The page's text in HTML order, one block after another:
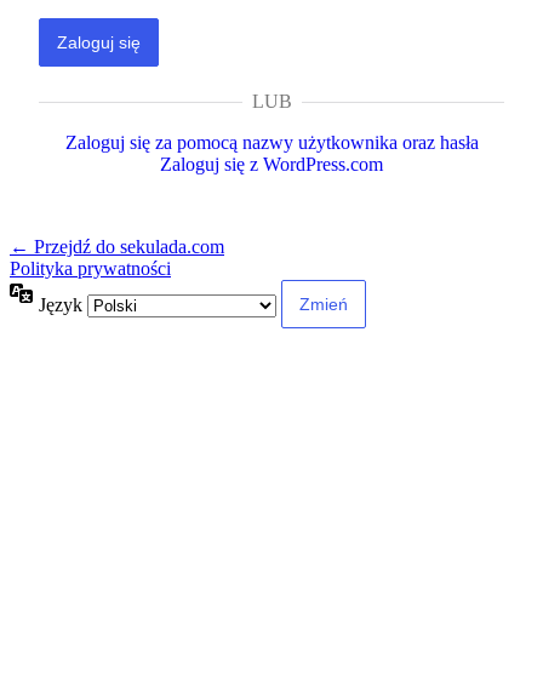
LUB
Zaloguj się za pomocą nazwy użytkownika oraz hasła
Zaloguj się z WordPress.com
← Przejdź do sekulada.com
Polityka prywatności
Język